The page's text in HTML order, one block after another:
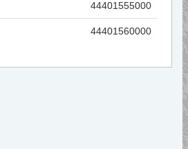
44401555000
44401560000